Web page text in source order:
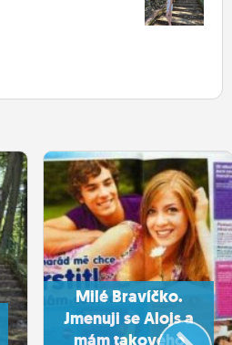
Milé Bravíčko.
Jmenuji se Alojs a
mám takového